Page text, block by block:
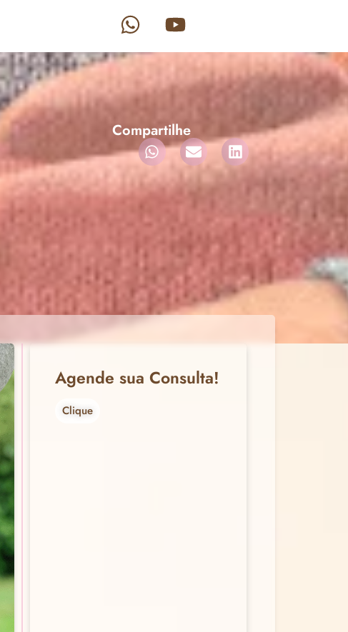
Compartilhe
Agende sua Consulta!
Clique